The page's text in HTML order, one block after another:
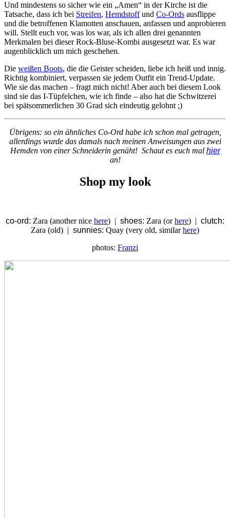
Und mindestens so sicher wie ein „Amen“ in der Kirche ist die
Tatsache, dass ich bei Streifen, Hemdstoffund Co-Ords ausflippe
und die betroffenen Klamotten anschauen, anfassen und anprobieren
will. Stellt euch vor, was los war, als ich allen drei genannten
Merkmalen bei dieser Rock-Bluse-Kombi ausgesetzt war. Es war
augenblicklich um mich geschehen.
Die weißen Boots, die die Geister scheiden, liebe ich heiß und innig.
Richtig kombiniert, verpassen sie jedem Outfit ein Trend-Update.
Wie sie das machen – fragt mich nicht! Aber auch bei diesem Look
sind sie das I-Tüpfelchen, wie ich finde – also hat die Schwitzerei
bei spätsommerlichen 30 Grad sich eindeutig gelohnt ;)
Übrigens: so ein ähnliches Co-Ord habe ich schon mal getragen,
allerdings wurde das damals nach meinen Anweisungen aus zwei
Hemden von einer Schneiderin genäht! Schaut es euch mal hier
an!
Shop my look
co-ord: Zara (another nice here) | shoes: Zara (orhere) | clutch:
Zara (old) | sunnies: Quay (very old, similarhere)
photos: Franzi